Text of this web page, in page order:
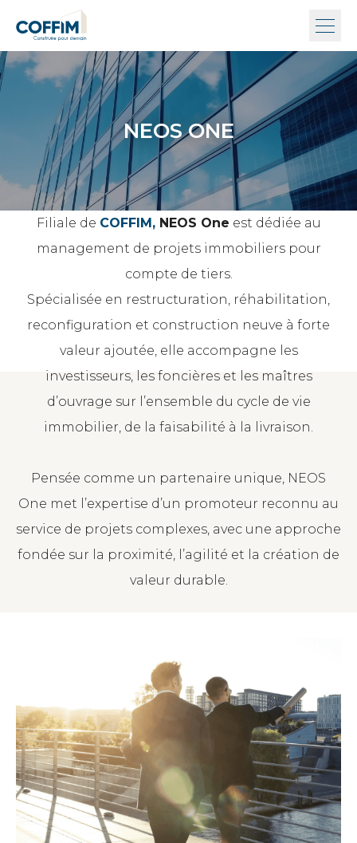
NEOS ONE
Filiale de COFFIM, NEOS One est dédiée au
management de projets immobiliers pour
compte de tiers.
Spécialisée en restructuration, réhabilitation,
reconfiguration et construction neuve à forte
valeur ajoutée, elle accompagne les
investisseurs, les foncières et les maîtres
d’ouvrage sur l’ensemble du cycle de vie
immobilier, de la faisabilité à la livraison.
Pensée comme un partenaire unique, NEOS
One met l’expertise d’un promoteur reconnu au
service de projets complexes, avec une approche
fondée sur la proximité, l’agilité et la création de
valeur durable.